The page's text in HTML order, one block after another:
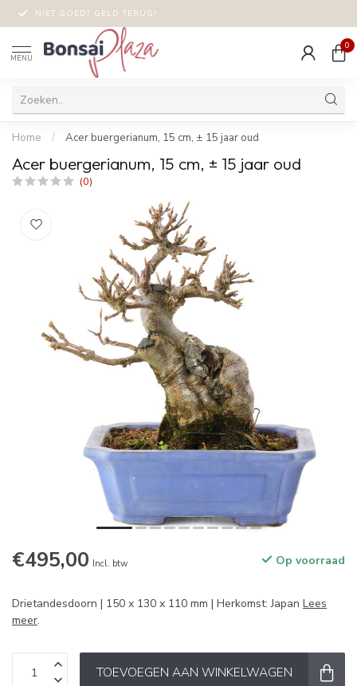
NIET GOED? GELD TERUG!
MENU
0
Home / Acer buergerianum, 15 cm, ± 15 jaar oud
Acer buergerianum, 15 cm, ± 15 jaar oud
(0)
€495,00 Incl. btw Op voorraad
Drietandesdoorn | 150 x 130 x 110 mm | Herkomst: Japan Lees
meer.
TOEVOEGEN AAN WINKELWAGEN